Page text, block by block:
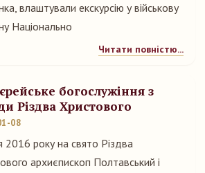
влаштували екскурсію у військову
Національно
Читати повністю...
богослужіння з
Різдва Христового
08
2016 року на свято Різдва
архиєпископ Полтавський і